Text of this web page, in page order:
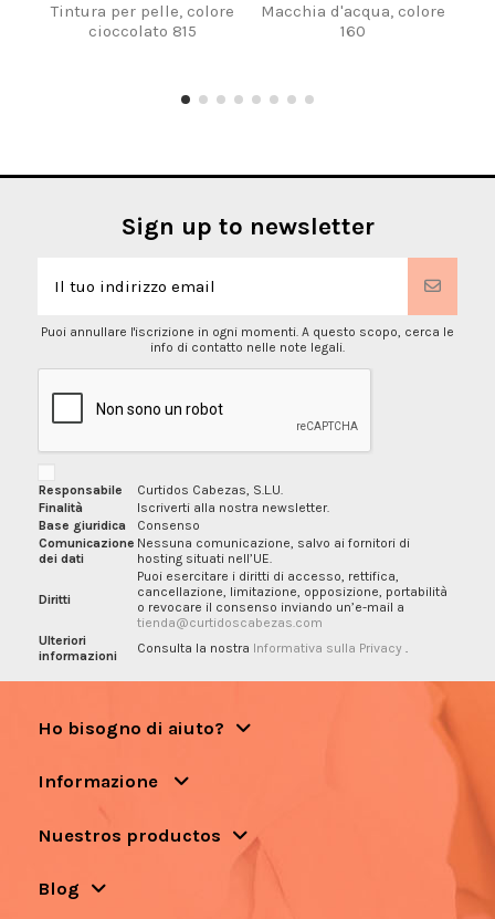
Tintura per pelle, colore
cioccolato 815
Macchia d'acqua, colore
160
Sign up to newsletter
Puoi annullare l'iscrizione in ogni momenti. A questo scopo, cerca le
info di contatto nelle note legali.
Responsabile
Curtidos Cabezas, S.L.U.
Finalità
Iscriverti alla nostra newsletter.
Base giuridica
Consenso
Comunicazione
dei dati
Nessuna comunicazione, salvo ai fornitori di
hosting situati nell’UE.
Diritti
Puoi esercitare i diritti di accesso, rettifica,
cancellazione, limitazione, opposizione, portabilità
o revocare il consenso inviando un’e-mail a
tienda@curtidoscabezas.com
Ulteriori
informazioni
Consulta la nostra Informativa sulla Privacy
Ho bisogno di aiuto?
Informazione
Nuestros productos
Blog